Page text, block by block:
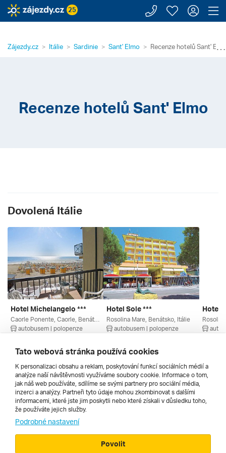
25 Zavolejte
Moje
⋯
Zájezdy.cz Itálie Sardinie Sant' Elmo Recenze hotelů Sant'
Recenze hotelů Sant' Elmo
Dovolená Itálie
Hotel Michelangelo ***
autobusem | polopenze
13 240 Kč
Hotel Sole ***
Rosolina Mare, Benátsko, Itálie
autobusem | polopenze
10 360 Kč
Hotel
Všechny
Cestopisy
Tato webová stránka používá cookies
K personalizaci obsahu a reklam, poskytování funkcí sociálních médií a
analýze naší návštěvnosti využíváme soubory cookie. Informace o tom,
jak náš web používáte, sdílíme se svými partnery pro sociální média,
inzerci a analýzy. Partneři tyto údaje mohou zkombinovat s dalšími
informacemi, které jste jim poskytli nebo které získali v důsledku toho,
že používáte jejich služby.
Podrobné nastavení
Povolit